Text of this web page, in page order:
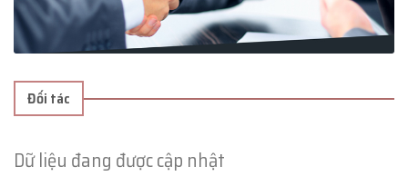
Đối tác
Dữ liệu đang được cập nhật